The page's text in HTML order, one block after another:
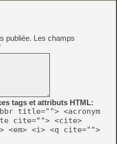
publiée. Les champs
tags et attributs HTML:
title=""> <acronym
cite=""> <cite>
<em> <i> <q cite="">